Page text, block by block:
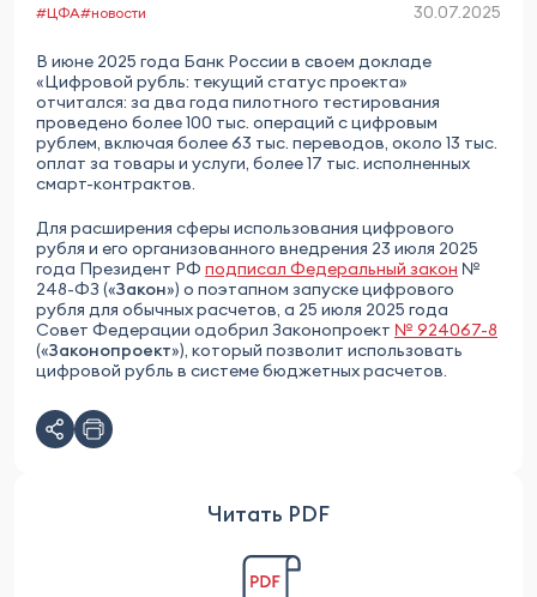
#ЦФА#новости 30.07.2025
В июне 2025 года Банк России в своем докладе
«Цифровой рубль: текущий статус проекта»
отчитался: за два года пилотного тестирования
проведено более 100 тыс. операций с цифровым
рублем, включая более 63 тыс. переводов, около 13 тыс.
оплат за товары и услуги, более 17 тыс. исполненных
смарт-контрактов.
Для расширения сферы использования цифрового
рубля и его организованного внедрения 23 июля 2025
года Президент РФ подписал Федеральный закон №
248-ФЗ («Закон») о поэтапном запуске цифрового
рубля для обычных расчетов, а 25 июля 2025 года
Совет Федерации одобрил Законопроект № 924067-8
(«Законопроект»), который позволит использовать
цифровой рубль в системе бюджетных расчетов.
Читать PDF